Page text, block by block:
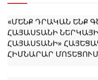
ՀԱՅԱՍՏԱՆԻ
ՀԱՅԱՍՏԱՆԻ»
ՀԻՄՆԱՐԱՐ